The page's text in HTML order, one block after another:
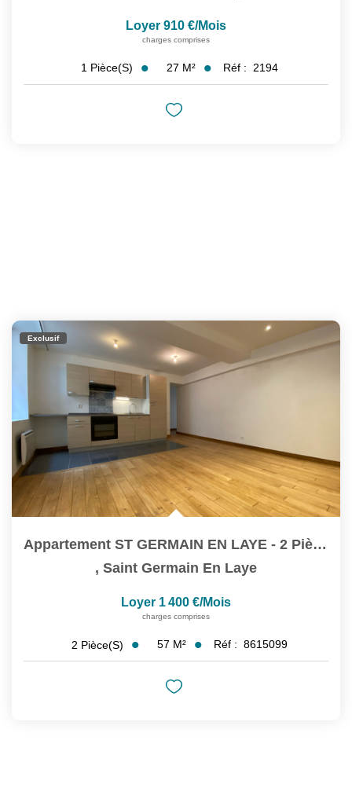
Loyer 910 €/mois
charges comprises
1 Pièce(s) 27 M² Réf : 2194
Exclusif
Appartement ST GERMAIN EN LAYE - 2 Pièce(s) - 56.59 M2
, Saint Germain En Laye
Loyer 1 400 €/mois
charges comprises
2 Pièce(s) 57 M² Réf : 8615099